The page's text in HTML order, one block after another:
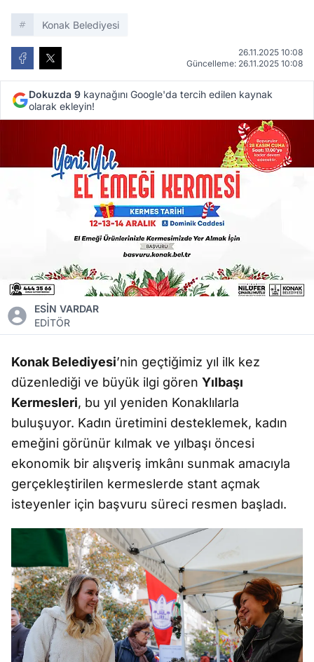
Konak Belediyesi
26.11.2025 10:08
Güncelleme: 26.11.2025 10:08
Dokuzda 9 kaynağını Google'da tercih edilen kaynak
olarak ekleyin!
ESİN VARDAR
EDİTÖR
Konak Belediyesi’nin geçtiğimiz yıl ilk kez
düzenlediği ve büyük ilgi gören Yılbaşı
Kermesleri, bu yıl yeniden Konaklılarla
buluşuyor. Kadın üretimini desteklemek, kadın
emeğini görünür kılmak ve yılbaşı öncesi
ekonomik bir alışveriş imkânı sunmak amacıyla
gerçekleştirilen kermeslerde stant açmak
isteyenler için başvuru süreci resmen başladı.